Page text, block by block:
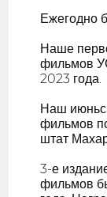
Ежегодно
Наше
фильмов
2023 года.
Наш
фильмов
штат
3-е
фильмов